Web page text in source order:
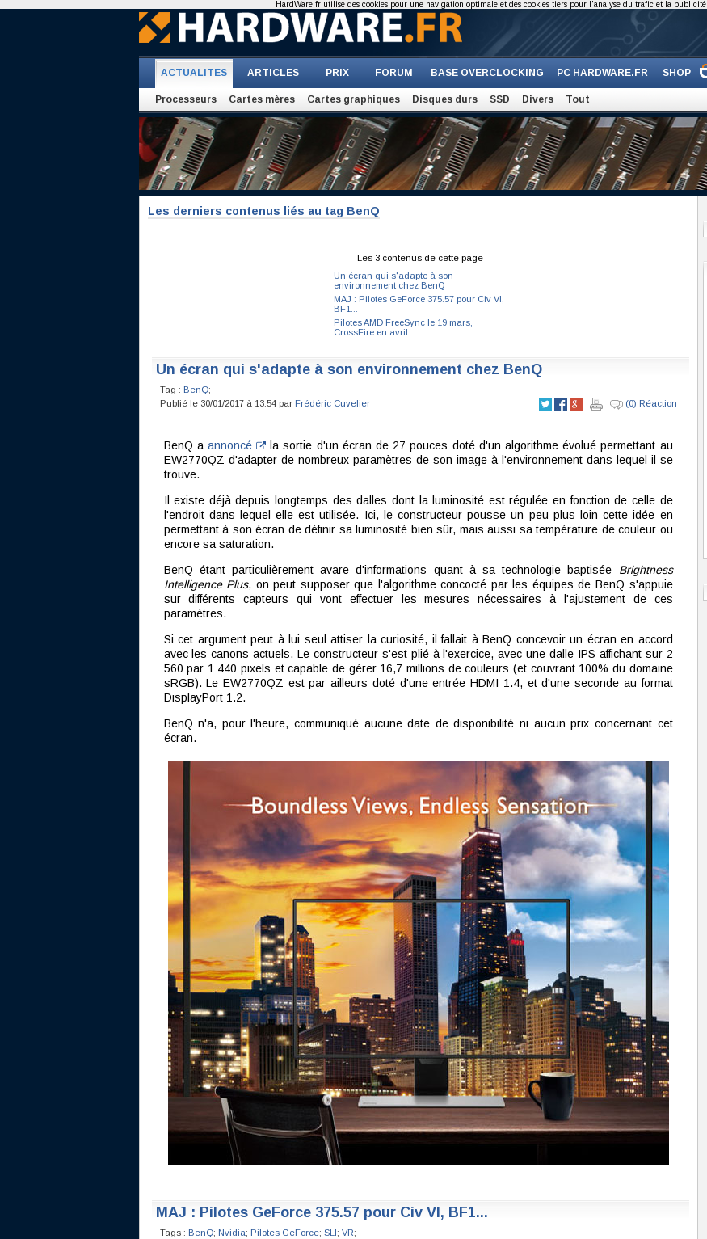
ACTUALITES ARTICLES PRIX FORUM BASE OVERCLOCKING PC HARDWARE.FR SHOP
Processeurs Cartes mères Cartes graphiques Disques durs SSD Divers Tout
Les derniers contenus liés au tag BenQ
Les 3 contenus de cette page
Un écran qui s'adapte à son
environnement chez BenQ
MAJ : Pilotes GeForce 375.57 pour Civ VI,
BF1...
Pilotes AMD FreeSync le 19 mars,
CrossFire en avril
Un écran qui s'adapte à son environnement chez BenQ
Tag : BenQ;
Publié le 30/01/2017 à 13:54 par Frédéric Cuvelier (0) Réaction
BenQ a annoncé
la sortie d'un écran de 27 pouces doté d'un algorithme évolué permettant au
EW2770QZ d'adapter de nombreux paramètres de son image à l'environnement dans lequel il se
trouve.
Il existe déjà depuis longtemps des dalles dont la luminosité est régulée en fonction de celle de
l'endroit dans lequel elle est utilisée. Ici, le constructeur pousse un peu plus loin cette idée en
permettant à son écran de définir sa luminosité bien sûr, mais aussi sa température de couleur ou
encore sa saturation.
BenQ étant particulièrement avare d'informations quant à sa technologie baptisée Brightness
Intelligence Plus, on peut supposer que l'algorithme concocté par les équipes de BenQ s'appuie
sur différents capteurs qui vont effectuer les mesures nécessaires à l'ajustement de ces
paramètres.
Si cet argument peut à lui seul attiser la curiosité, il fallait à BenQ concevoir un écran en accord
avec les canons actuels. Le constructeur s'est plié à l'exercice, avec une dalle IPS affichant sur 2
560 par 1 440 pixels et capable de gérer 16,7 millions de couleurs (et couvrant 100% du domaine
sRGB). Le EW2770QZ est par ailleurs doté d'une entrée HDMI 1.4, et d'une seconde au format
DisplayPort 1.2.
BenQ n'a, pour l'heure, communiqué aucune date de disponibilité ni aucun prix concernant cet
écran.
MAJ : Pilotes GeForce 375.57 pour Civ VI, BF1...
Tags : BenQ; Nvidia; Pilotes GeForce; SLI; VR;
HardWare.fr utilise des cookies pour une navigation optimale et des cookies tiers pour l'analyse du trafic et la publicité